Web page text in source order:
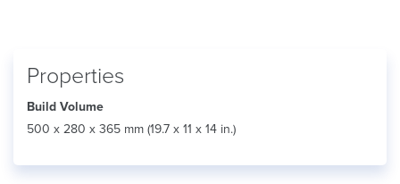
Properties
Build Volume
500 x 280 x 365 mm (19.7 x 11 x 14 in.)